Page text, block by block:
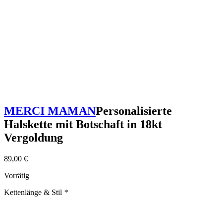
MERCI MAMANPersonalisierte
Halskette mit Botschaft in 18kt
Vergoldung
89,00 €
Vorrätig
Kettenlänge & Stil *